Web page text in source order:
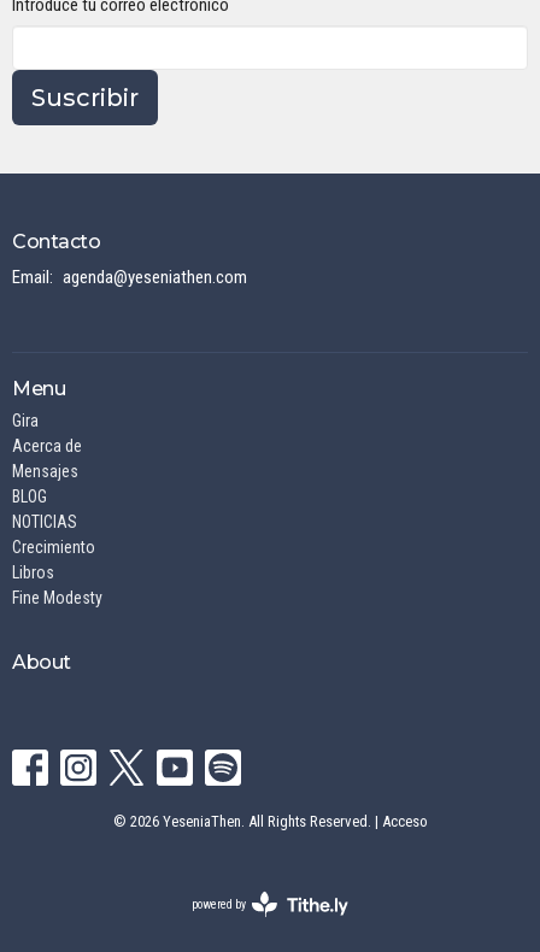
Introduce tu correo electrónico
Suscribir
Contacto
Email: agenda@yeseniathen.com
Menu
Gira
Acerca de
Mensajes
BLOG
NOTICIAS
Crecimiento
Libros
Fine Modesty
About
© 2026 YeseniaThen. All Rights Reserved. | Acceso
powered by
Website